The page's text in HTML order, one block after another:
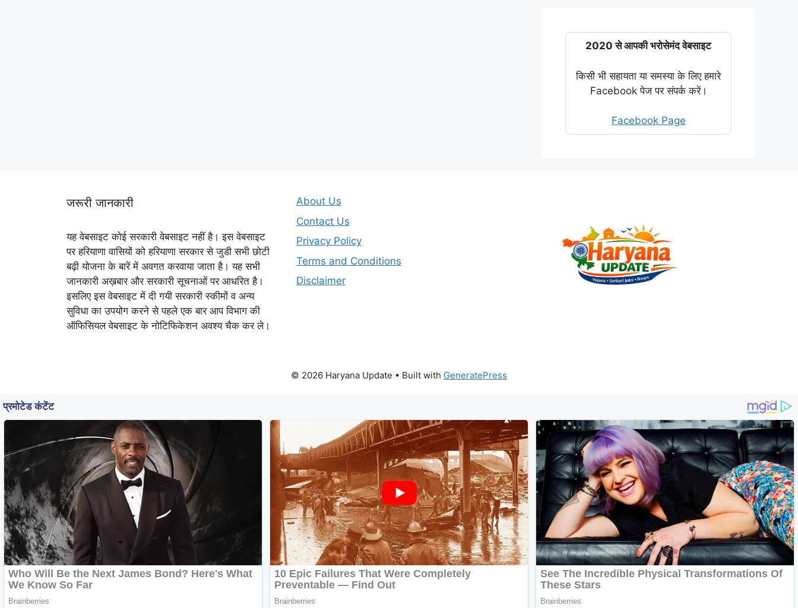
2020 से आपकी भरोसेमंद वेबसाइट
किसी भी सहायता या समस्या के लिए हमारे
Facebook पेज पर संपर्क करें।
Facebook Page
जरूरी जानकारी
यह वेबसाइट कोई सरकारी वेबसाइट नहीं है। इस वेबसाइट
पर हरियाणा वासियों को हरियाणा सरकार से जुडी सभी छोटी
बढ़ी योजना के बारें में अवगत करवाया जाता है। यह सभी
जानकारी अख़बार और सरकारी सूचनाओं पर आधरित है।
इसलिए इस वेबसाइट में दी गयी सरकारी स्कीमों व अन्य
सुविधा का उपयोग करने से पहले एक बार आप विभाग की
ऑफिसियल वेबसाइट के नोटिफिकेशन अवश्य चैक कर ले।
About Us
Contact Us
Privacy Policy
Terms and Conditions
Disclaimer
© 2026 Haryana Update • Built with GeneratePress